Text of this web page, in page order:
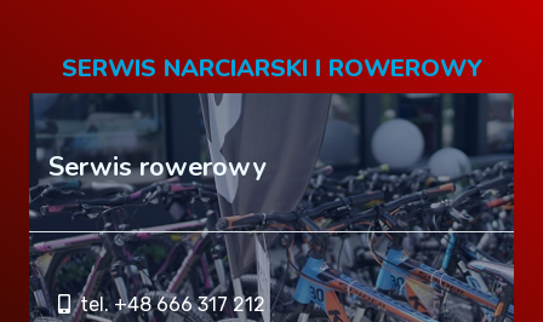
SERWIS NARCIARSKI I ROWEROWY
Serwis rowerowy
tel. +48 666 317 212